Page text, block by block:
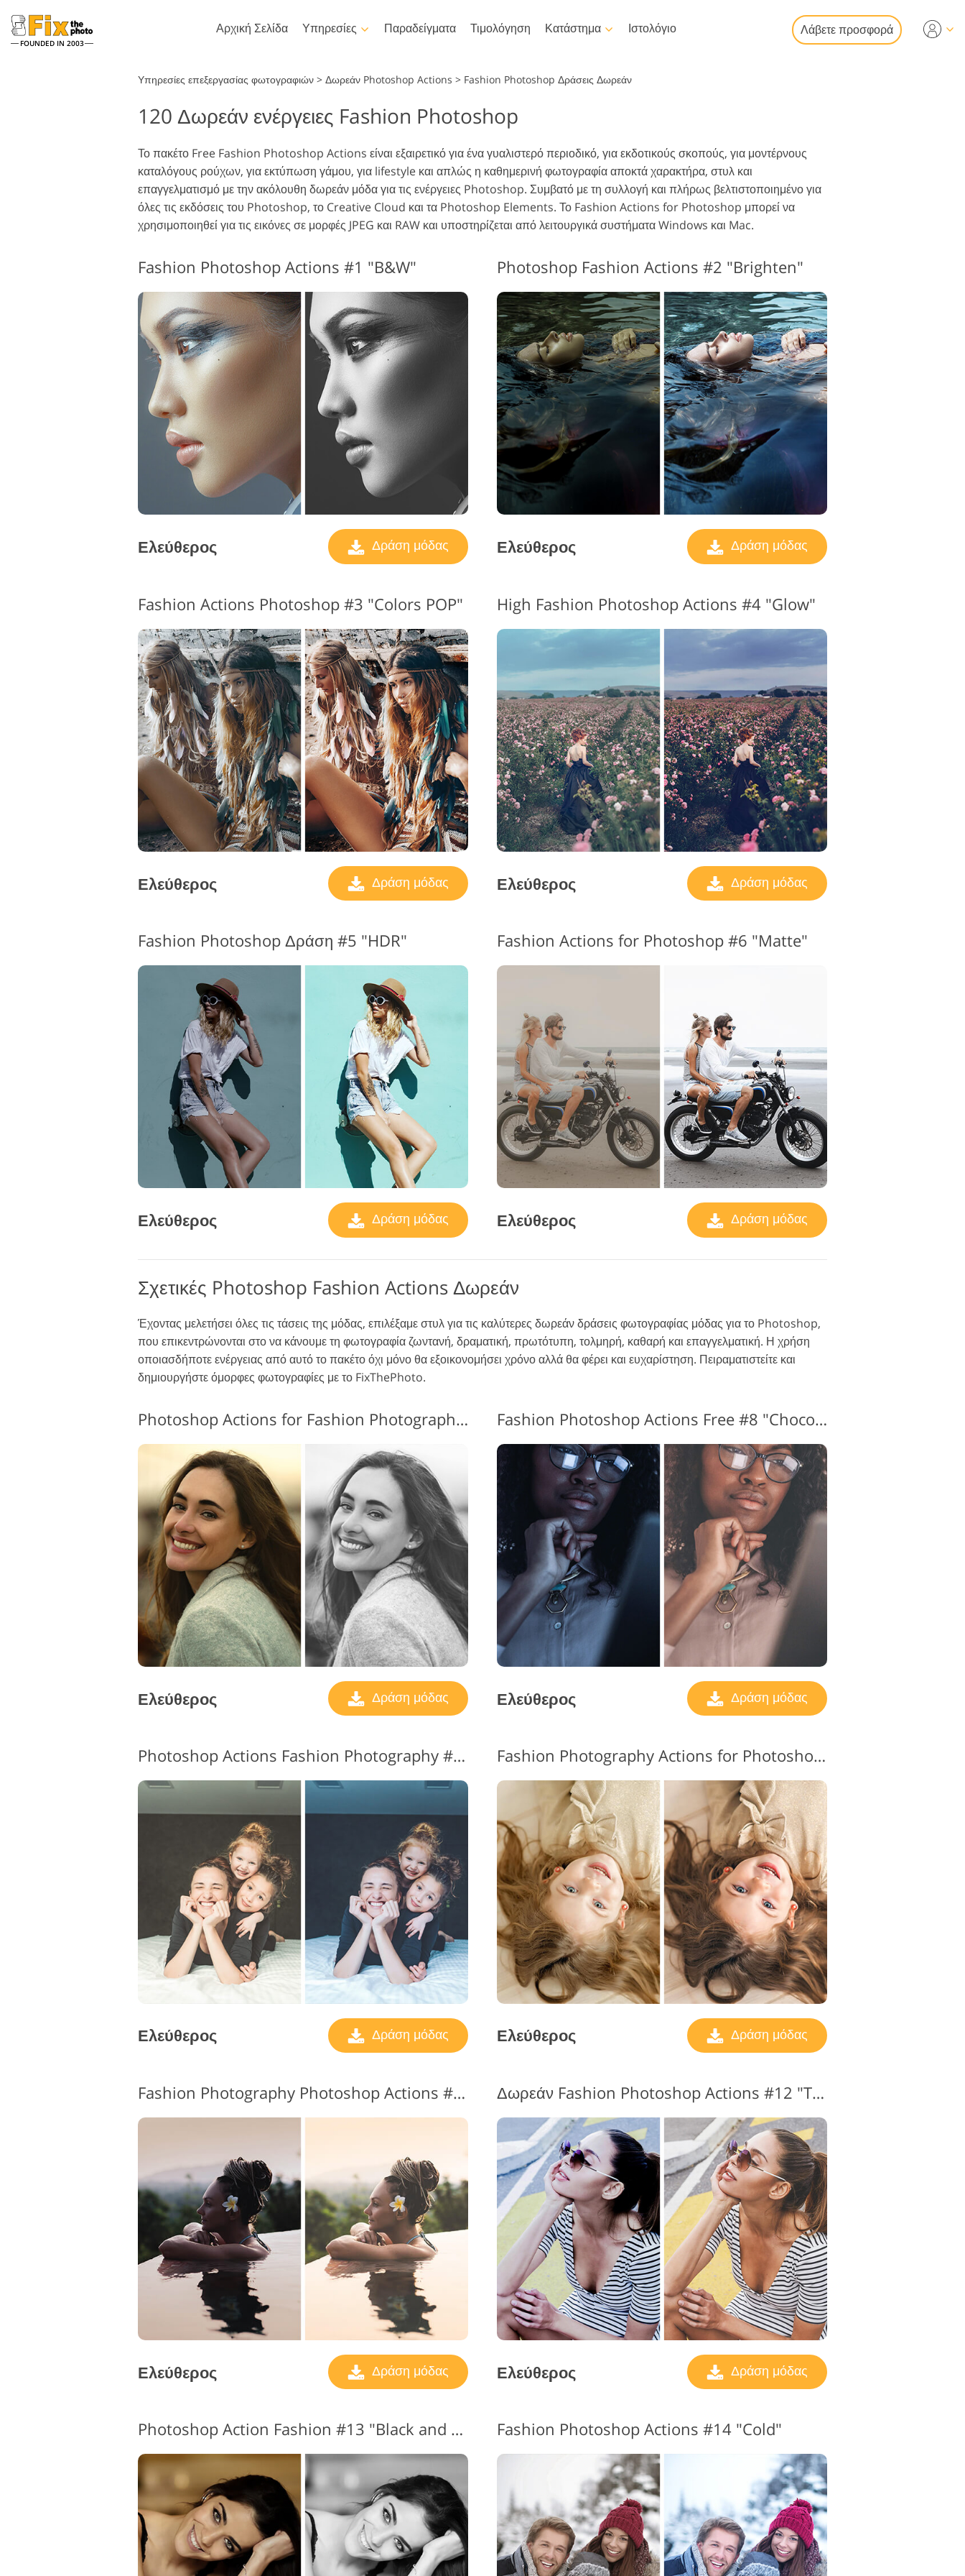
FOUNDED IN 2003
Αρχική Σελίδα Υπηρεσίες
νεογέννητου
ακίνητης περιουσίας
Μοντέλα που
Επεξεργασία φωτογραφιών
προϊόντος
Επεξεργασία φωτογραφιών
κοσμημάτων
Δεδομένα Εκπαίδευσης AI
Υπηρεσίες επεξεργασίας
βίντεο
Παραδείγματα Τιμολόγηση Κατάστημα
Lightroom
Προεπιλογές Lightroom
συλλογές LR
Προεπιλογές καλύτερης
προσφοράς
Προεπιλογές για κινητά
Photoshop
Δράσεις Photoshop
Επικαλύψεις Photoshop
Υφές Photoshop
Ολόκληρες συλλογές Ps
Actions
Ολόκληρα πακέτα
Templates
όλα τα δείγματα
Κάρτες για την Ημέρα του
Αγίου Βαλεντίνου
Προσκλητήρια γάμου
Πρόσκληση σε παιδικό
πάρτι
Επαγγελματικές
επικαλύψεις βίντεο
Ιστολόγιο Λάβετε προσφορά
Υπηρεσίες επεξεργασίας φωτογραφιών > Δωρεάν Photoshop Actions > Fashion Photoshop Δράσεις Δωρεάν
120 Δωρεάν ενέργειες Fashion Photoshop
Το πακέτο Free Fashion Photoshop Actions είναι εξαιρετικό για ένα γυαλιστερό περιοδικό, για εκδοτικούς σκοπούς, για μοντέρνους
καταλόγους ρούχων, για εκτύπωση γάμου, για lifestyle και απλώς η καθημερινή φωτογραφία αποκτά χαρακτήρα, στυλ και
επαγγελματισμό με την ακόλουθη δωρεάν μόδα για τις ενέργειες Photoshop. Συμβατό με τη συλλογή και πλήρως βελτιστοποιημένο για
όλες τις εκδόσεις του Photoshop, το Creative Cloud και τα Photoshop Elements. Το Fashion Actions for Photoshop μπορεί να
χρησιμοποιηθεί για τις εικόνες σε μορφές JPEG και RAW και υποστηρίζεται από λειτουργικά συστήματα Windows και Mac.
Fashion Photoshop Actions #1 "B&W"
Ελεύθερος Δράση μόδας
Photoshop Fashion Actions #2 "Brighten"
Ελεύθερος Δράση μόδας
Fashion Actions Photoshop #3 "Colors POP"
Ελεύθερος Δράση μόδας
High Fashion Photoshop Actions #4 "Glow"
Ελεύθερος Δράση μόδας
Fashion Photoshop Δράση #5 "HDR"
Ελεύθερος Δράση μόδας
Fashion Actions for Photoshop #6 "Matte"
Ελεύθερος Δράση μόδας
Σχετικές Photoshop Fashion Actions Δωρεάν
Έχοντας μελετήσει όλες τις τάσεις της μόδας, επιλέξαμε στυλ για τις καλύτερες δωρεάν δράσεις φωτογραφίας μόδας για το Photoshop,
που επικεντρώνονται στο να κάνουμε τη φωτογραφία ζωντανή, δραματική, πρωτότυπη, τολμηρή, καθαρή και επαγγελματική. Η χρήση
οποιασδήποτε ενέργειας από αυτό το πακέτο όχι μόνο θα εξοικονομήσει χρόνο αλλά θα φέρει και ευχαρίστηση. Πειραματιστείτε και
δημιουργήστε όμορφες φωτογραφίες με το FixThePhoto.
Photoshop Actions for Fashion Photography #7 "Matte B&W"
Ελεύθερος Δράση μόδας
Fashion Photoshop Actions Free #8 "Chocolate"
Ελεύθερος Δράση μόδας
Photoshop Actions Fashion Photography #9 "Cool"
Ελεύθερος Δράση μόδας
Fashion Photography Actions for Photoshop #10 "Matte Effect"
Ελεύθερος Δράση μόδας
Fashion Photography Photoshop Actions #11 "Glow"
Ελεύθερος Δράση μόδας
Δωρεάν Fashion Photoshop Actions #12 "Tonning"
Ελεύθερος Δράση μόδας
Photoshop Action Fashion #13 "Black and White" Fashion Photoshop Actions #14 "Cold"